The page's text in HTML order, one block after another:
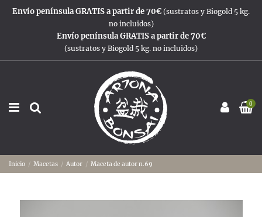
Envío península GRATIS a partir de 70€ (sustratos y Biogold 5 kg.
no incluidos)
Envío península GRATIS a partir de 70€
(sustratos y Biogold 5 kg. no incluidos)
0
Inicio Macetas Autor Maceta de autor n.69